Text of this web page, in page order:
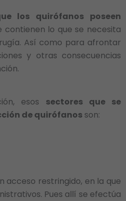
los quirófanos poseen
contienen lo que se necesita
Así como para afrontar
y otras consecuencias
esos sectores que se
de quirófanos son:
acceso restringido, en la que
Pues allí se efectúa